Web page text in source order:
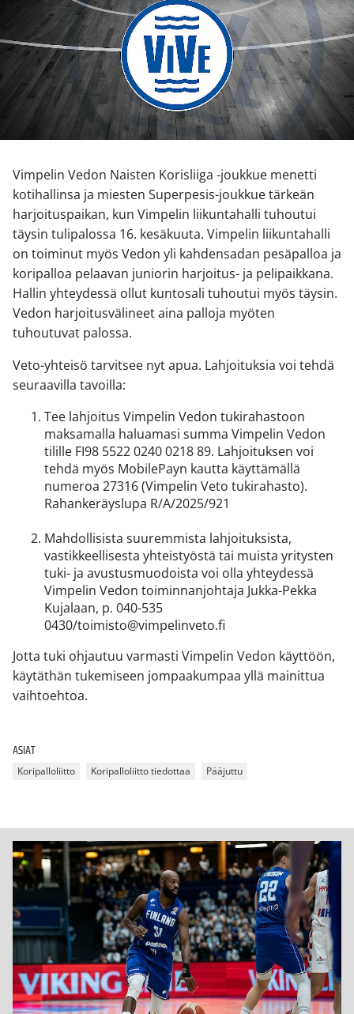
Vimpelin Vedon Naisten Korisliiga -joukkue menetti
kotihallinsa ja miesten Superpesis-joukkue tärkeän
harjoituspaikan, kun Vimpelin liikuntahalli tuhoutui
täysin tulipalossa 16. kesäkuuta. Vimpelin liikuntahalli
on toiminut myös Vedon yli kahdensadan pesäpalloa ja
koripalloa pelaavan juniorin harjoitus- ja pelipaikkana.
Hallin yhteydessä ollut kuntosali tuhoutui myös täysin.
Vedon harjoitusvälineet aina palloja myöten
tuhoutuvat palossa.
Veto-yhteisö tarvitsee nyt apua. Lahjoituksia voi tehdä
seuraavilla tavoilla:
Tee lahjoitus Vimpelin Vedon tukirahastoon
maksamalla haluamasi summa Vimpelin Vedon
tilille FI98 5522 0240 0218 89. Lahjoituksen voi
tehdä myös MobilePayn kautta käyttämällä
numeroa 27316 (Vimpelin Veto tukirahasto).
Rahankeräyslupa R/A/2025/921
Mahdollisista suuremmista lahjoituksista,
vastikkeellisesta yhteistyöstä tai muista yritysten
tuki- ja avustusmuodoista voi olla yhteydessä
Vimpelin Vedon toiminnanjohtaja Jukka-Pekka
Kujalaan, p. 040-535
0430/toimisto@vimpelinveto.fi
Jotta tuki ohjautuu varmasti Vimpelin Vedon käyttöön,
käytäthän tukemiseen jompaakumpaa yllä mainittua
vaihtoehtoa.
ASIAT
Koripalloliitto Koripalloliitto tiedottaa Pääjuttu